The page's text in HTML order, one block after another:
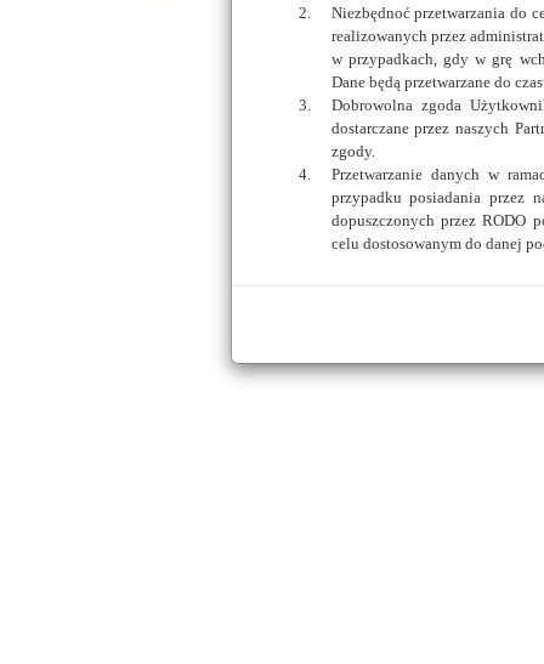
Niezbędnoć przetwarzania do
realizowanych przez
w przypadkach, gdy w grę
Dane będą przetwarzane do
Dobrowolna zgoda
dostarczane przez naszych
zgody.
Przetwarzanie danych w
przypadku posiadania przez
dopuszczonych przez RODO
celu dostosowanym do danej